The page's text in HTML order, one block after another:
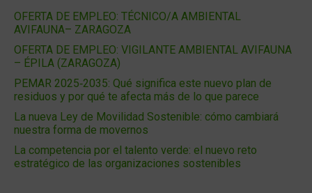
OFERTA DE EMPLEO: TÉCNICO/A AMBIENTAL
AVIFAUNA– ZARAGOZA
OFERTA DE EMPLEO: VIGILANTE AMBIENTAL AVIFAUNA
– ÉPILA (ZARAGOZA)
PEMAR 2025‑2035: Qué significa este nuevo plan de
residuos y por qué te afecta más de lo que parece
La nueva Ley de Movilidad Sostenible: cómo cambiará
nuestra forma de movernos
La competencia por el talento verde: el nuevo reto
estratégico de las organizaciones sostenibles